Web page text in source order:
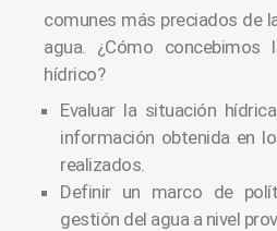
comunes más preciados de
agua. ¿Cómo
hídrico?
Evaluar la situación
información obtenida en
realizados.
Definir un marco de
gestión del agua a nivel